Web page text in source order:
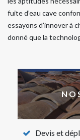
fuite d’eau cave
essayons d’innover à
donné que la
Devis et